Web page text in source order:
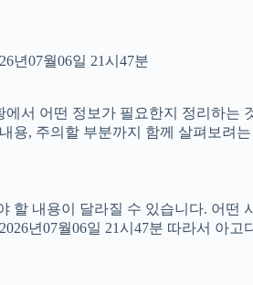
년07월06일 21시47분
서 어떤 정보가 필요한지 정리하는
용, 주의할 부분까지 함께 살펴보려
할 내용이 달라질 수 있습니다. 어
년07월06일 21시47분 따라서 아